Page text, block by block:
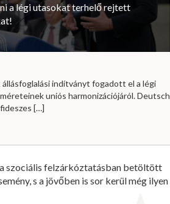
a légi utasokat terhelő rejtett
állásfoglalási indítványt fogadott el a légi
uniós harmonizációjáról. Deutsch
[…]
szociális felzárkóztatásban betöltött
s a jövőben is sor kerül még ilyen